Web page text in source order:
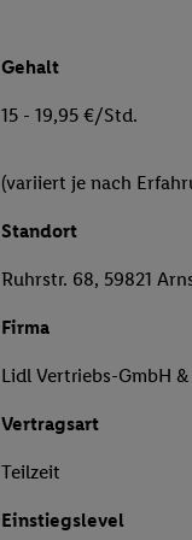
Gehalt
15 - 19,95 €/Std.
(variiert je nach
Standort
Ruhrstr. 68, 59821
Firma
Lidl Vertriebs-GmbH
Vertragsart
Teilzeit
Einstiegslevel